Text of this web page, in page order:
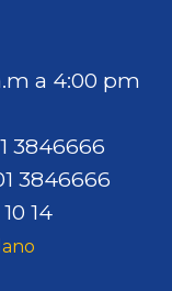
a 4:00 pm
3846666
3846666
14